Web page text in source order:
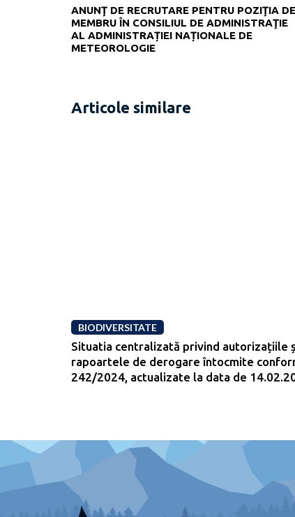
ANUNŢ DE RECRUTARE PENTRU POZIŢIA DE
MEMBRU ÎN CONSILIUL DE ADMINISTRAŢIE
AL ADMINISTRAȚIEI NAȚIONALE DE
METEOROLOGIE
Articole similare
BIODIVERSITATE
Situatia centralizată privind autorizațiile
rapoartele de derogare întocmite
242/2024, actualizate la data de